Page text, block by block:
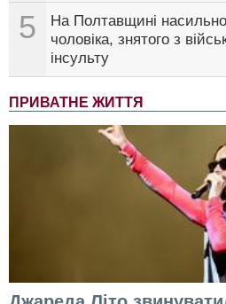
5
На Полтавщині
чоловіка, знятого з
інсульту
ПРИВАТНЕ ЖИТТЯ